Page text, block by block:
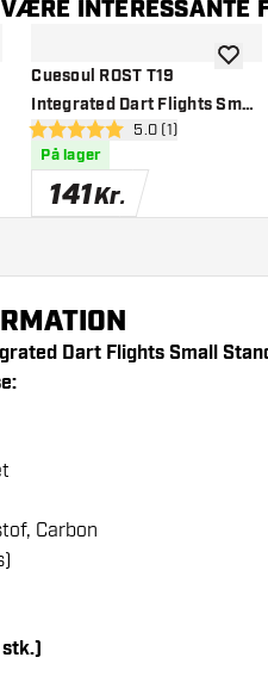
INTERESSANTE
til ønskeliste
Cuesoul ROST T19
Integrated Dart Flights Small
Standard Wing Carbon
Purple - Dart Flights
åbn
5 bedømmelsesstjerner
5.0 (1)
På lager
141Kr.
tilføje
Dart Flights Small
Carbon